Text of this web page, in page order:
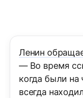
Ленин
— Во время
когда были на
всегда